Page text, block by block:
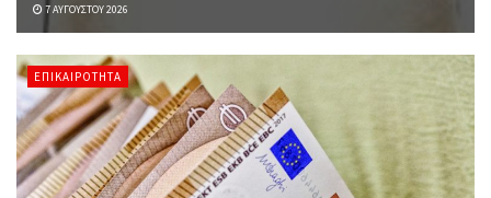
7 ΑΥΓΟΎΣΤΟΥ 2026
ΕΠΙΚΑΙΡΌΤΗΤΑ